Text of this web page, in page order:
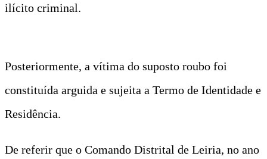
ilícito criminal.
Posteriormente, a vítima do suposto roubo foi
constituída arguida e sujeita a Termo de Identidade e
Residência.
De referir que o Comando Distrital de Leiria, no ano